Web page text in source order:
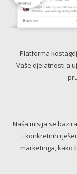
Platforma
Vaše djelatnosti a
Naša misija se
i konkretnih
marketinga, kako